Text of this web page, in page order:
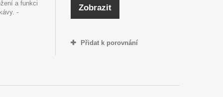
a funkci
-
Zobrazit
Přidat k porovnání